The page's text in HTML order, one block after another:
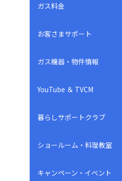
ガス料金
お客さまサポート
ガス機器・物件情報
YouTube ＆ TVCM
暮らしサポートクラブ
ショールーム・料理教室
キャンペーン・イベント